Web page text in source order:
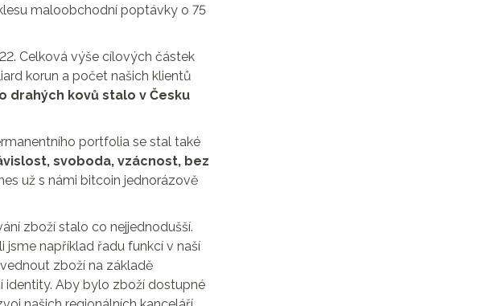
maloobchodní poptávky o 75
Celková výše cílových částek
korun a počet našich klientů
drahých kovů stalo v Česku
portfolia se stal také
svoboda, vzácnost, bez
už s námi bitcoin jednorázově
zboží stalo co nejjednodušší.
jsme například řadu funkcí v naší
zboží na základě
identity. Aby bylo zboží dostupné